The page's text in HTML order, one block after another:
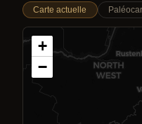
Carte actuelle
+
−